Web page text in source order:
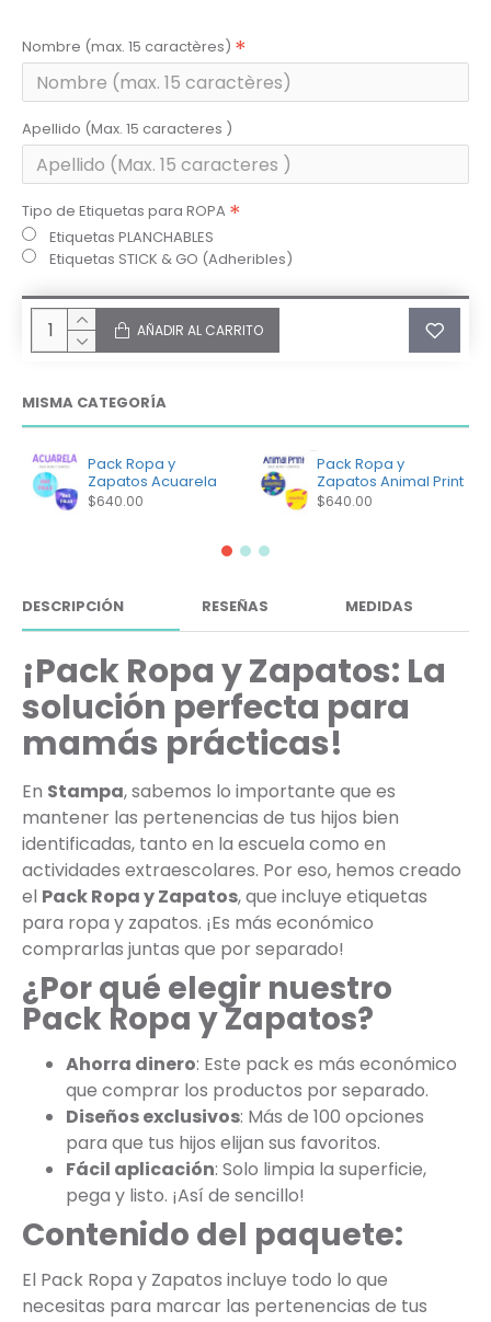
Nombre (max. 15 caractères)
Apellido (Max. 15 caracteres )
Tipo de Etiquetas para ROPA
Etiquetas PLANCHABLES
Etiquetas STICK & GO (Adheribles)
AÑADIR AL CARRITO
MISMA CATEGORÍA
Pack Ropa y
Zapatos Acuarela
$640.00
Pack Ropa y
Zapatos Animal Print
$640.00
DESCRIPCIÓN RESEÑAS MEDIDAS
¡Pack Ropa y Zapatos: La
solución perfecta para
mamás prácticas!
En Stampa, sabemos lo importante que es
mantener las pertenencias de tus hijos bien
identificadas, tanto en la escuela como en
actividades extraescolares. Por eso, hemos creado
el Pack Ropa y Zapatos, que incluye etiquetas
para ropa y zapatos. ¡Es más económico
comprarlas juntas que por separado!
¿Por qué elegir nuestro
Pack Ropa y Zapatos?
Ahorra dinero: Este pack es más económico
que comprar los productos por separado.
Diseños exclusivos: Más de 100 opciones
para que tus hijos elijan sus favoritos.
Fácil aplicación: Solo limpia la superficie,
pega y listo. ¡Así de sencillo!
Contenido del paquete:
El Pack Ropa y Zapatos incluye todo lo que
necesitas para marcar las pertenencias de tus